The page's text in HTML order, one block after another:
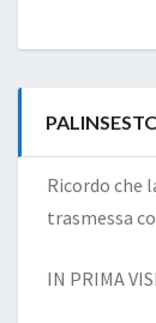
Ricordo che
trasmessa
IN PRIMA